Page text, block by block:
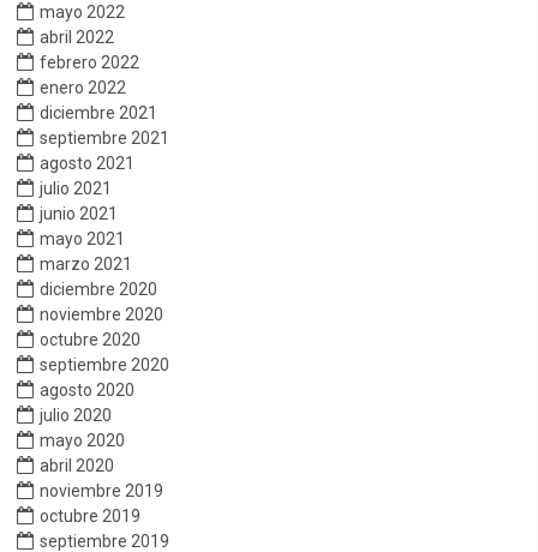
mayo 2022
abril 2022
febrero 2022
enero 2022
diciembre 2021
septiembre 2021
agosto 2021
julio 2021
junio 2021
mayo 2021
marzo 2021
diciembre 2020
noviembre 2020
octubre 2020
septiembre 2020
agosto 2020
julio 2020
mayo 2020
abril 2020
noviembre 2019
octubre 2019
septiembre 2019